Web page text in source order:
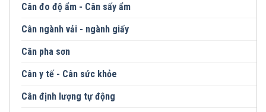
Cân đo độ ẩm - Cân sấy ẩm
Cân ngành vải - ngành giấy
Cân pha sơn
Cân y tế - Cân sức khỏe
Cân định lượng tự động